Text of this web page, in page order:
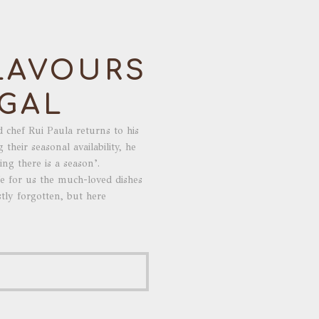
chef Rui Paula returns to his
seasonal availability, he
there is a season’.
for us the much-loved dishes
forgotten, but here